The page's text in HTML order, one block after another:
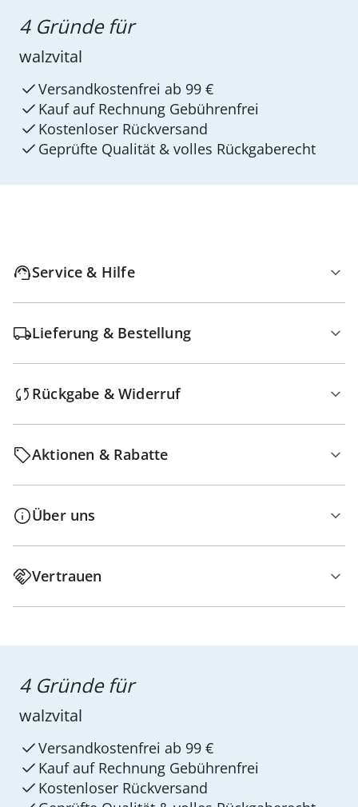
4 Gründe für
walzvital
Versandkostenfrei ab 99 €
Kauf auf Rechnung Gebührenfrei
Kostenloser Rückversand
Geprüfte Qualität & volles Rückgaberecht
Service & Hilfe
Lieferung & Bestellung
Rückgabe & Widerruf
Aktionen & Rabatte
Über uns
Vertrauen
4 Gründe für
walzvital
Versandkostenfrei ab 99 €
Kauf auf Rechnung Gebührenfrei
Kostenloser Rückversand